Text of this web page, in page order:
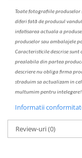
Toate fotografiile produselor
diferi fată de produsul va
infatisarea actuala a
produselor sau ambalajele
Caracteristicile descrise
prealabila din partea produc
descriere nu obliga firma
straduim sa actualizam in
multumim pentru intelegere!
Informatii
Review-uri(0)